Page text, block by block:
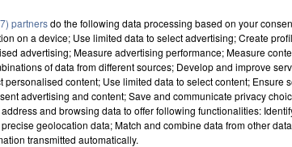
JBL, montre connectée, valise,
partnersdo the following data processing based on your
on a device; Use limited data to select advertising; Create
advertising; Measure advertising performance; Measure
of data from different sources; Develop and improve
personalised content; Use limited data to select content; Ensure
advertising and content; Save and communicate privacy
and browsing data to offer following functionalities:
geolocation data; Match and combine data from other
transmitted automatically.